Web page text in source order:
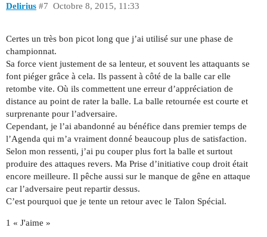
Delirius Octobre 8, 2015, 11:33
#7
Certes un très bon picot long que j’ai utilisé sur une phase de
championnat.
Sa force vient justement de sa lenteur, et souvent les attaquants se
font piéger grâce à cela. Ils passent à côté de la balle car elle
retombe vite. Où ils commettent une erreur d’appréciation de
distance au point de rater la balle. La balle retournée est courte et
surprenante pour l’adversaire.
Cependant, je l’ai abandonné au bénéfice dans premier temps de
l’Agenda qui m’a vraiment donné beaucoup plus de satisfaction.
Selon mon ressenti, j’ai pu couper plus fort la balle et surtout
produire des attaques revers. Ma Prise d’initiative coup droit était
encore meilleure. Il pêche aussi sur le manque de gêne en attaque
car l’adversaire peut repartir dessus.
C’est pourquoi que je tente un retour avec le Talon Spécial.
1 « J'aime »